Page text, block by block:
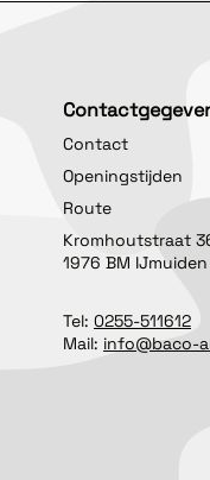
Contact
Openingstijden
Route
Kromhoutstraat
1976 BM IJmuiden
Tel: 0255-511612
Mail: info@baco-